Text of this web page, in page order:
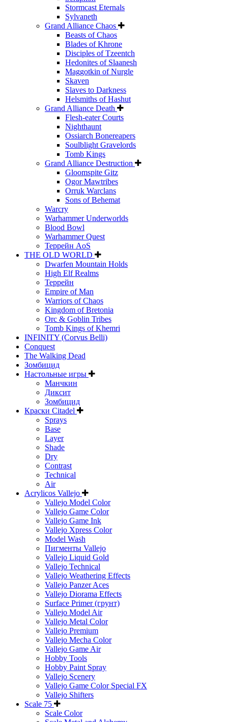
Stormcast Eternals
Sylvaneth
Grand Alliance Chaos
Beasts of Chaos
Blades of Khrone
Disciples of Tzeentch
Hedonites of Slaanesh
Maggotkin of Nurgle
Skaven
Slaves to Darkness
Helsmiths of Hashut
Grand Alliance Death
Flesh-eater Courts
Nighthaunt
Ossiarch Bonereapers
Soulblight Gravelords
Tomb Kings
Grand Alliance Destruction
Gloomspite Gitz
Ogor Mawtribes
Orruk Warclans
Sons of Behemat
Warcry
Warhammer Underworlds
Blood Bowl
Warhammer Quest
Террейн AoS
THE OLD WORLD
Dwarfen Mountain Holds
High Elf Realms
Террейн
Empire of Man
Warriors of Chaos
Kingdom of Bretonia
Orc & Goblin Tribes
Tomb Kings of Khemri
INFINITY (Corvus Belli)
Conquest
The Walking Dead
Зомбицид
Настольные игры
Манчкин
Диксит
Зомбицид
Краски Citadel
Sprays
Base
Layer
Shade
Dry
Contrast
Technical
Air
Acrylicos Vallejo
Vallejo Model Color
Vallejo Game Color
Vallejo Game Ink
Vallejo Xpress Color
Model Wash
Пигменты Vallejo
Vallejo Liquid Gold
Vallejo Technical
Vallejo Weathering Effects
Vallejo Panzer Aces
Vallejo Diorama Effects
Surface Primer (грунт)
Vallejo Model Air
Vallejo Metal Color
Vallejo Premium
Vallejo Mecha Color
Vallejo Game Air
Hobby Tools
Hobby Paint Spray
Vallejo Scenery
Vallejo Game Color Special FX
Vallejo Shifters
Scale 75
Scale Color